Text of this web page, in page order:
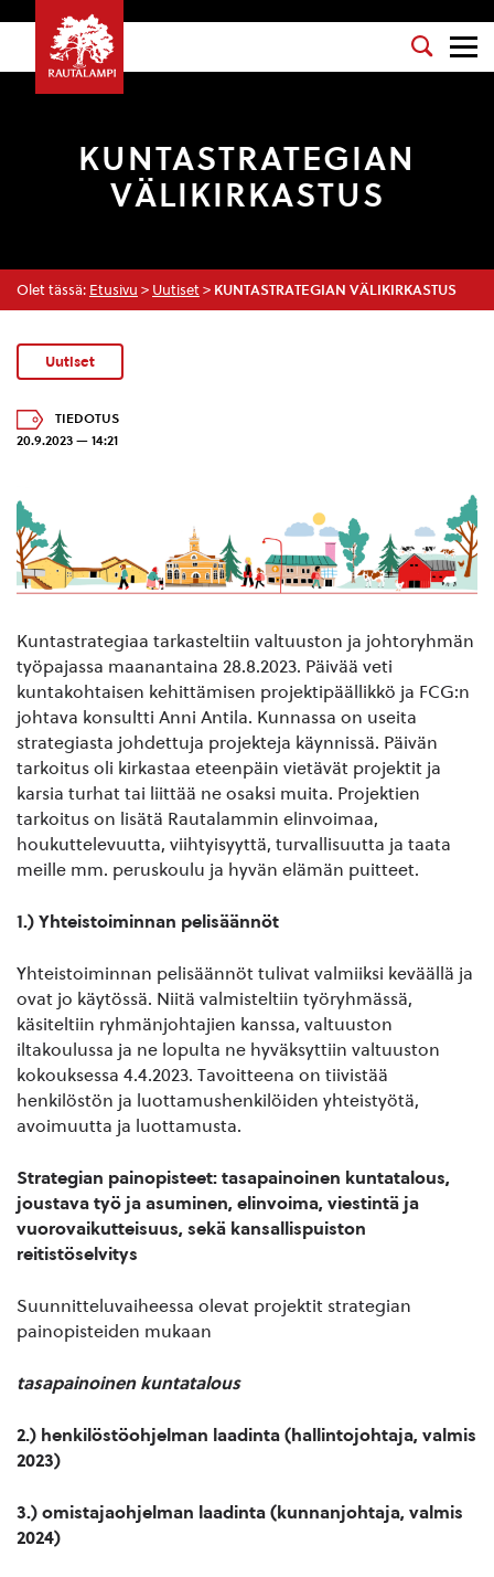
KUNTASTRATEGIAN
VÄLIKIRKASTUS
Olet tässä: Etusivu > Uutiset > KUNTASTRATEGIAN VÄLIKIRKASTUS
Uutiset
TIEDOTUS
20.9.2023 — 14:21
Kuntastrategiaa tarkasteltiin valtuuston ja johtoryhmän
työpajassa maanantaina 28.8.2023. Päivää veti
kuntakohtaisen kehittämisen projektipäällikkö ja FCG:n
johtava konsultti Anni Antila. Kunnassa on useita
strategiasta johdettuja projekteja käynnissä. Päivän
tarkoitus oli kirkastaa eteenpäin vietävät projektit ja
karsia turhat tai liittää ne osaksi muita. Projektien
tarkoitus on lisätä Rautalammin elinvoimaa,
houkuttelevuutta, viihtyisyyttä, turvallisuutta ja taata
meille mm. peruskoulu ja hyvän elämän puitteet.
1.) Yhteistoiminnan pelisäännöt
Yhteistoiminnan pelisäännöt tulivat valmiiksi keväällä ja
ovat jo käytössä. Niitä valmisteltiin työryhmässä,
käsiteltiin ryhmänjohtajien kanssa, valtuuston
iltakoulussa ja ne lopulta ne hyväksyttiin valtuuston
kokouksessa 4.4.2023. Tavoitteena on tiivistää
henkilöstön ja luottamushenkilöiden yhteistyötä,
avoimuutta ja luottamusta.
Strategian painopisteet: tasapainoinen kuntatalous,
joustava työ ja asuminen, elinvoima, viestintä ja
vuorovaikutteisuus, sekä kansallispuiston
reitistöselvitys
Suunnitteluvaiheessa olevat projektit strategian
painopisteiden mukaan
tasapainoinen kuntatalous
2.) henkilöstöohjelman laadinta (hallintojohtaja, valmis
2023)
3.) omistajaohjelman laadinta (kunnanjohtaja, valmis
2024)